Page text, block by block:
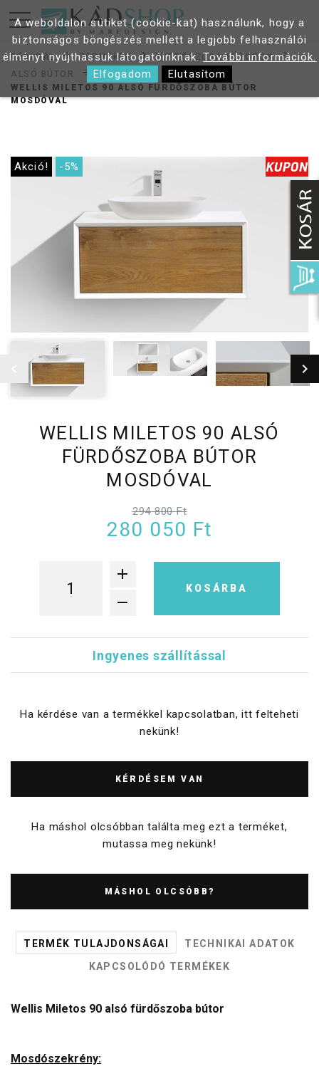
FŐOLDAL TERMÉKEK
FÜRDŐSZOBA BÚTOROK
ALSÓ BÚTOR
WELLIS MILETOS 90 ALSÓ FÜRDŐSZOBA BÚTOR
MOSDÓVAL
Akció! -5%
WELLIS MILETOS 90 ALSÓ
FÜRDŐSZOBA BÚTOR
MOSDÓVAL
294 800 Ft
280 050 Ft
KOSÁRBA
Ingyenes szállítással
Ha kérdése van a termékkel kapcsolatban, itt felteheti
nekünk!
KÉRDÉSEM VAN
Ha máshol olcsóbban találta meg ezt a terméket,
mutassa meg nekünk!
MÁSHOL OLCSÓBB?
TERMÉK TULAJDONSÁGAI
TECHNIKAI ADATOK
KAPCSOLÓDÓ TERMÉKEK
Wellis Miletos 90 alsó fürdőszoba bútor
Mosdószekrény:
A weboldalon sütiket (cookie-kat) használunk, hogy a
biztonságos böngészés mellett a legjobb felhasználói
élményt nyújthassuk látogatóinknak.További információk.
Elfogadom
Elutasítom